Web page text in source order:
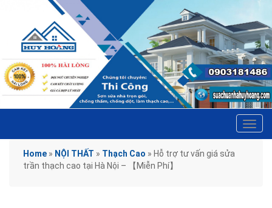
Home » NỘI THẤT » Thạch Cao » Hỗ trợ tư vấn giá sửa
trần thạch cao tại Hà Nội – 【Miễn Phí】